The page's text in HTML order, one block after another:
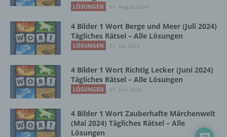
LÖSUNGEN 01. August 2024
4 Bilder 1 Wort Berge und Meer (Juli 2024)
Tägliches Rätsel – Alle Lösungen
LÖSUNGEN 01. Juli 2024
4 Bilder 1 Wort Richtig Lecker (Juni 2024)
Tägliches Rätsel – Alle Lösungen
LÖSUNGEN 01. Juni 2024
4 Bilder 1 Wort Zauberhafte Märchenwelt
(Mai 2024) Tägliches Rätsel – Alle
Lösungen
Löschen oder die Vernichtung.
d) Einschränkung der Verarbeitung
Einschränkung der Verarbeitung ist die
Markierung gespeicherter
personenbezogener Daten mit dem Ziel, ihre
künftige Verarbeitung einzuschränken.
e) Profiling